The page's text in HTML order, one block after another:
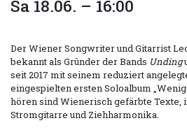
Sa 18.06. – 16:00
Der Wiener Songwriter und Gitarrist
bekannt als Gründer der Bands Unding
seit 2017 mit seinem reduziert
eingespielten ersten Soloalbum
hören sind Wienerisch gefärbte Texte,
Stromgitarre und Ziehharmonika.